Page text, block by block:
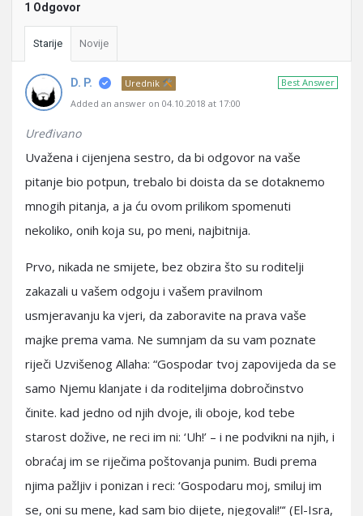
1 Odgovor
Starije Novije
Best Answer
D. P.
Urednik
Added an answer on 04.10.2018 at 17:00
Uređivano
Uvažena i cijenjena sestro, da bi odgovor na vaše
pitanje bio potpun, trebalo bi doista da se dotaknemo
mnogih pitanja, a ja ću ovom prilikom spomenuti
nekoliko, onih koja su, po meni, najbitnija.
Prvo, nikada ne smijete, bez obzira što su roditelji
zakazali u vašem odgoju i vašem pravilnom
usmjeravanju ka vjeri, da zaboravite na prava vaše
majke prema vama. Ne sumnjam da su vam poznate
riječi Uzvišenog Allaha: “Gospodar tvoj zapovijeda da se
samo Njemu klanjate i da roditeljima dobročinstvo
činite. kad jedno od njih dvoje, ili oboje, kod tebe
starost dožive, ne reci im ni: ‘Uh!’ – i ne podvikni na njih, i
obraćaj im se riječima poštovanja punim. Budi prema
njima pažljiv i ponizan i reci: ‘Gospodaru moj, smiluj im
se, oni su mene, kad sam bio dijete, njegovali!“‘ (El-Isra,